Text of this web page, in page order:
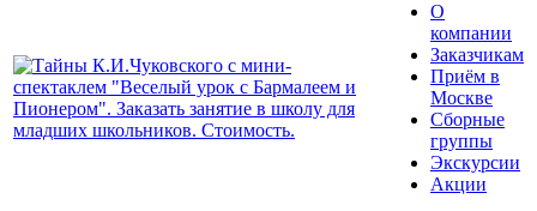
О
компании
Заказчикам
Приём в
Москве
Сборные
группы
Экскурсии
Акции